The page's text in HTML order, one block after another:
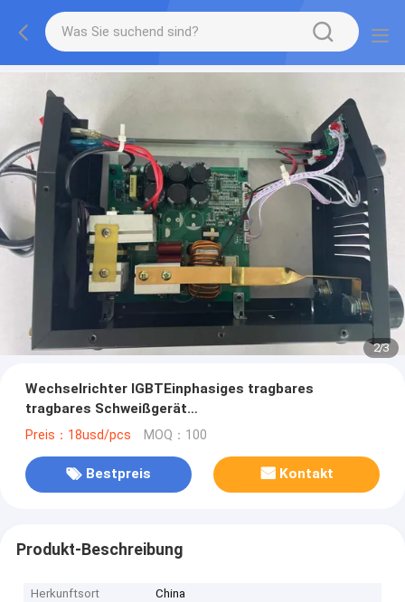
2/3
Wechselrichter IGBTEinphasiges tragbares
tragbares Schweißgerät
MMA/Lichtbogenschweißgerät ARC200
Preis：18usd/pcs MOQ：100
Bestpreis Kontakt
Produkt-Beschreibung
Herkunftsort
China